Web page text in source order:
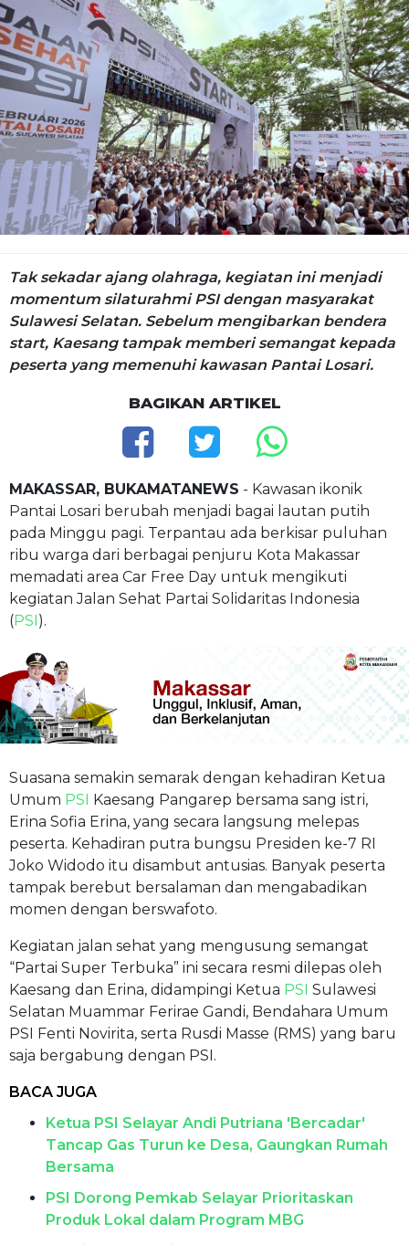
Tak sekadar ajang olahraga, kegiatan ini menjadi
momentum silaturahmi PSI dengan masyarakat
Sulawesi Selatan. Sebelum mengibarkan bendera
start, Kaesang tampak memberi semangat kepada
peserta yang memenuhi kawasan Pantai Losari.
BAGIKAN ARTIKEL
MAKASSAR, BUKAMATANEWS - Kawasan ikonik
Pantai Losari berubah menjadi bagai lautan putih
pada Minggu pagi. Terpantau ada berkisar puluhan
ribu warga dari berbagai penjuru Kota Makassar
memadati area Car Free Day untuk mengikuti
kegiatan Jalan Sehat Partai Solidaritas Indonesia
(PSI).
Suasana semakin semarak dengan kehadiran Ketua
Umum PSI Kaesang Pangarep bersama sang istri,
Erina Sofia Erina, yang secara langsung melepas
peserta. Kehadiran putra bungsu Presiden ke-7 RI
Joko Widodo itu disambut antusias. Banyak peserta
tampak berebut bersalaman dan mengabadikan
momen dengan berswafoto.
Kegiatan jalan sehat yang mengusung semangat
“Partai Super Terbuka” ini secara resmi dilepas oleh
Kaesang dan Erina, didampingi Ketua PSI Sulawesi
Selatan Muammar Ferirae Gandi, Bendahara Umum
PSI Fenti Novirita, serta Rusdi Masse (RMS) yang baru
saja bergabung dengan PSI.
BACA JUGA
Ketua PSI Selayar Andi Putriana 'Bercadar'
Tancap Gas Turun ke Desa, Gaungkan Rumah
Bersama
PSI Dorong Pemkab Selayar Prioritaskan
Produk Lokal dalam Program MBG